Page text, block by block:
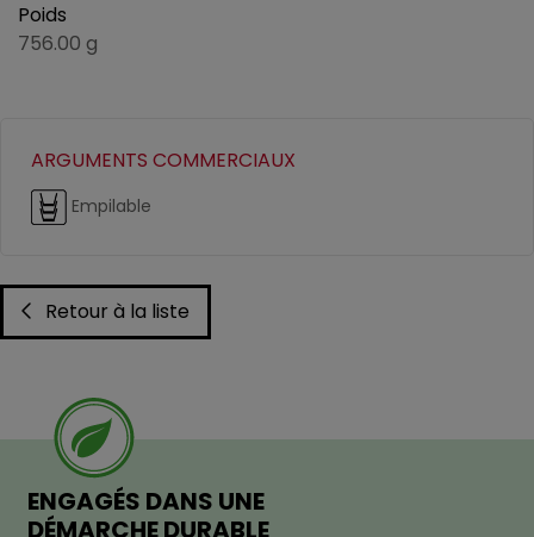
Poids
756.00 g
ARGUMENTS COMMERCIAUX
Empilable
Retour à la liste
ENGAGÉS DANS UNE
DÉMARCHE DURABLE